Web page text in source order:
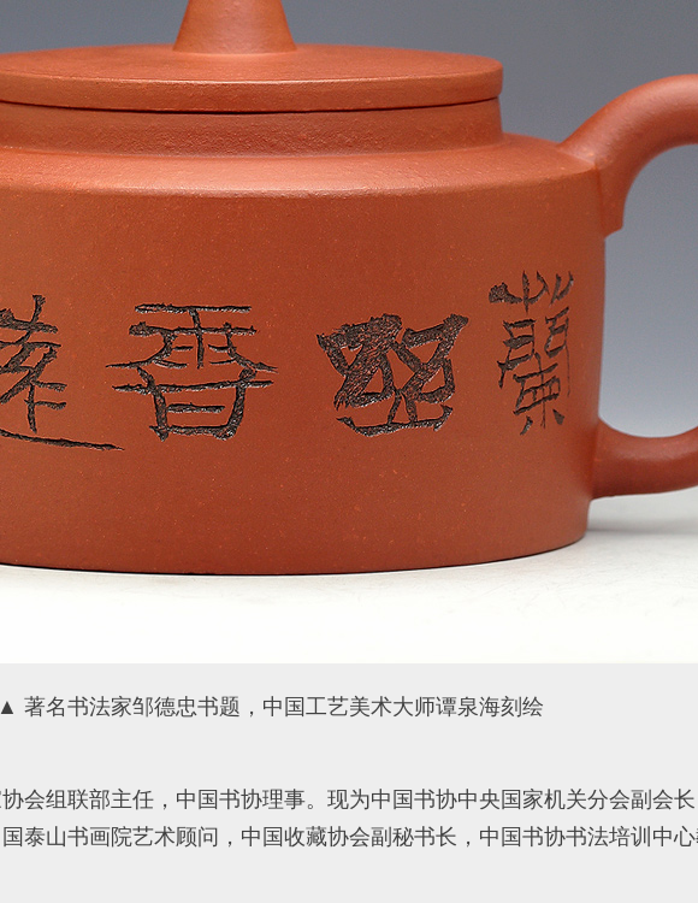
著名书法家邹德忠书题，中国工艺美术大师谭泉海刻绘
会组联部主任，中国书协理事。现为中国书协中央国家机关分会副会
泰山书画院艺术顾问，中国收藏协会副秘书长，中国书协书法培训中